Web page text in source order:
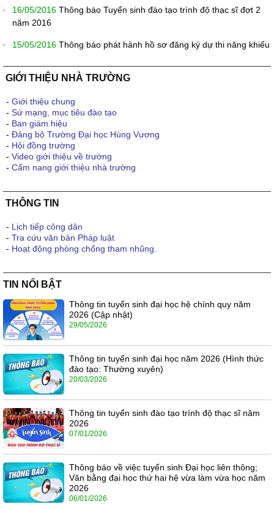
16/05/2016 Thông báo Tuyển sinh đào tạo trình độ thạc sĩ đợt 2
năm 2016
15/05/2016 Thông báo phát hành hồ sơ đăng ký dự thi năng khiếu
GIỚI THIỆU NHÀ TRƯỜNG
- Giới thiệu chung
- Sứ mạng, mục tiêu đào tạo
- Ban giám hiệu
- Đảng bộ Trường Đại học Hùng Vương
- Hội đồng trường
- Video giới thiệu về trường
- Cẩm nang giới thiệu nhà trường
THÔNG TIN
- Lịch tiếp công dân
- Tra cứu văn bản Pháp luật
- Hoạt động phòng chống tham nhũng.
TIN NỔI BẬT
Thông tin tuyển sinh đại học hệ chính quy năm
2026 (Cập nhật)
29/05/2026
Thông tin tuyển sinh đại học năm 2026 (Hình thức
đào tạo: Thường xuyên)
20/03/2026
Thông tin tuyển sinh đào tạo trình độ thạc sĩ năm
2026
07/01/2026
Thông báo về việc tuyển sinh Đại học liên thông;
Văn bằng đại học thứ hai hệ vừa làm vừa học năm
2026
06/01/2026